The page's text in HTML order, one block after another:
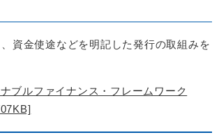
資金使途などを明記した発行の取組みを
ブルファイナンス・フレームワーク